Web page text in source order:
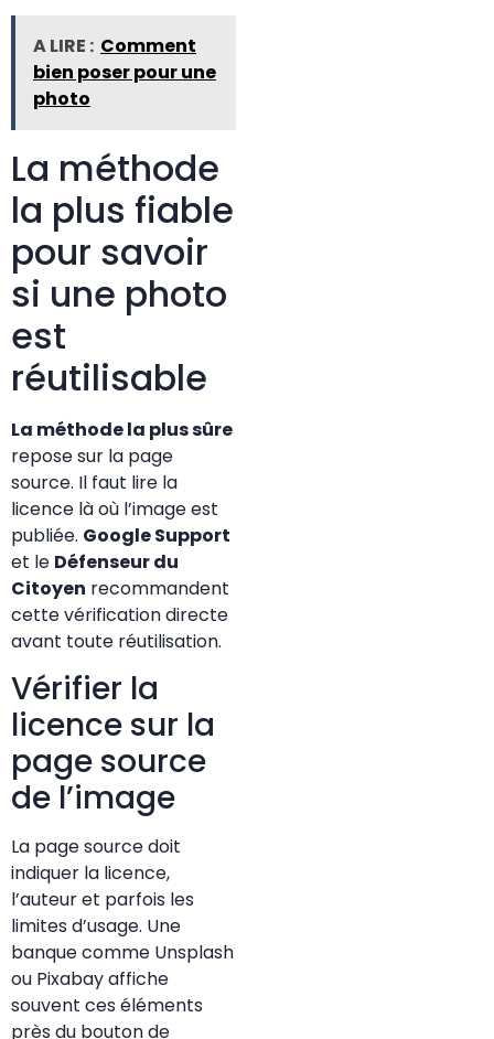
A LIRE : Comment
bien poser pour une
photo
La méthode
la plus fiable
pour savoir
si une photo
est
réutilisable
La méthode la plus sûre
repose sur la page
source. Il faut lire la
licence là où l’image est
publiée. Google Support
et le Défenseur du
Citoyen recommandent
cette vérification directe
avant toute réutilisation.
Vérifier la
licence sur la
page source
de l’image
La page source doit
indiquer la licence,
l’auteur et parfois les
limites d’usage. Une
banque comme Unsplash
ou Pixabay affiche
souvent ces éléments
près du bouton de